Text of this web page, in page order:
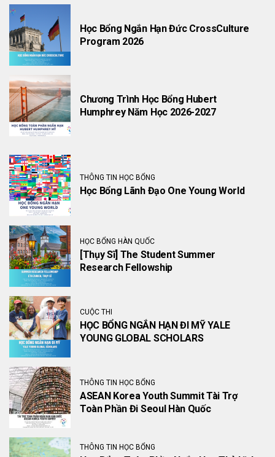
Học Bổng Ngắn Hạn Đức CrossCulture
Program 2026
Chương Trình Học Bổng Hubert
Humphrey Năm Học 2026-2027
THÔNG TIN HỌC BỔNG
Học Bổng Lãnh Đạo One Young World
HỌC BỔNG HÀN QUỐC
[Thụy Sĩ] The Student Summer
Research Fellowship
CUỘC THI
HỌC BỔNG NGẮN HẠN ĐI MỸ YALE
YOUNG GLOBAL SCHOLARS
THÔNG TIN HỌC BỔNG
ASEAN Korea Youth Summit Tài Trợ
Toàn Phần Đi Seoul Hàn Quốc
THÔNG TIN HỌC BỔNG